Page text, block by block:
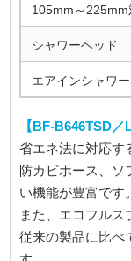
105mm～225mm
シャワーヘッド
エアインシャワー
【BF-B646TSD／
省エネ法に対応す
防カビホース、ソ
い機能が豊富です。
また、エコフルス
従来の製品に比べ